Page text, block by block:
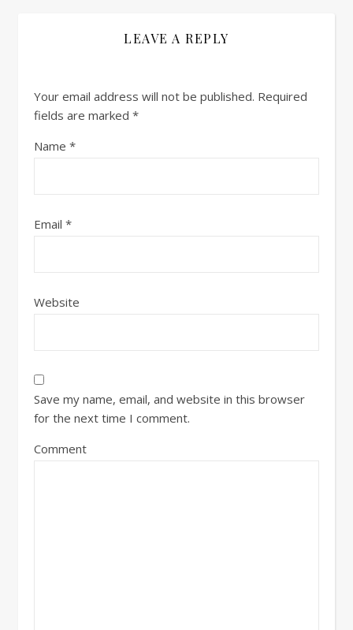
LEAVE A REPLY
Your email address will not be published. Required
fields are marked *
Name *
Email *
Website
Save my name, email, and website in this browser
for the next time I comment.
Comment